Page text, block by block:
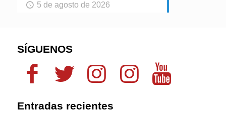
5 de agosto de 2026
SÍGUENOS
Entradas recientes